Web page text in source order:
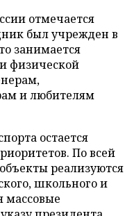
отмечается
был учрежден в
занимается
физической
и любителям
остается
По всей
реализуются
школьного и
массовые